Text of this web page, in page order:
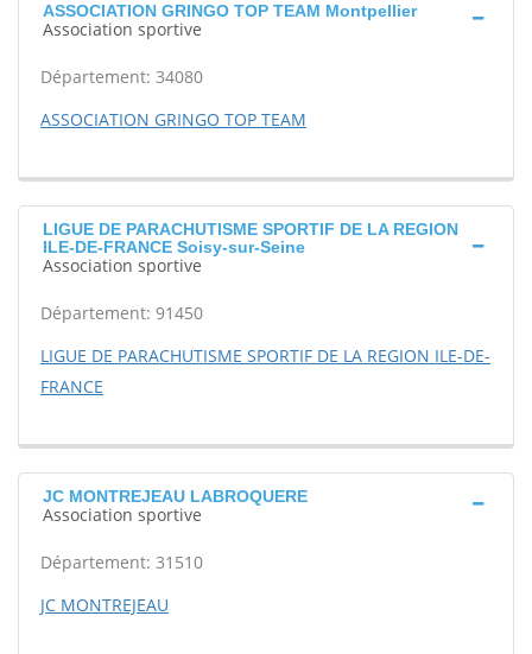
ASSOCIATION GRINGO TOP TEAM Montpellier
Association sportive
Département: 34080
ASSOCIATION GRINGO TOP TEAM
LIGUE DE PARACHUTISME SPORTIF DE LA REGION
ILE-DE-FRANCE Soisy-sur-Seine
Association sportive
Département: 91450
LIGUE DE PARACHUTISME SPORTIF DE LA REGION ILE-DE-
FRANCE
JC MONTREJEAU LABROQUERE
Association sportive
Département: 31510
JC MONTREJEAU